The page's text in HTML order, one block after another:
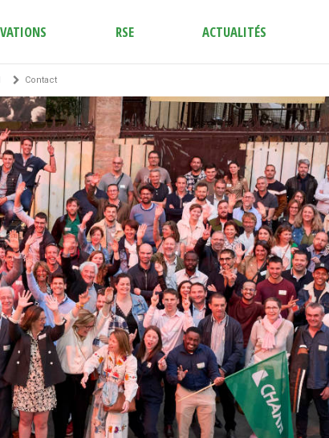
RSE ACTUALITÉS
Contact